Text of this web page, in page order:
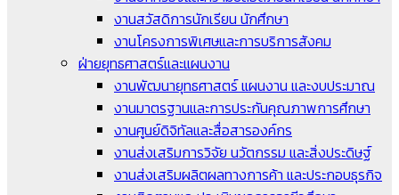
งานสวัสดิการนักเรียน นักศึกษา
งานโครงการพิเศษและการบริการสังคม
ฝ่ายยุทธศาสตร์และแผนงาน
งานพัฒนายุทธศาสตร์ แผนงาน และงบประมาณ
งานมาตรฐานและการประกันคุณภาพการศึกษา
งานศูนย์ดิจิทัลและสื่อสารองค์กร
งานส่งเสริมการวิจัย นวัตกรรม และสิ่งประดิษฐ์
งานส่งเสริมผลิตผลทางการค้า และประกอบธุรกิจ